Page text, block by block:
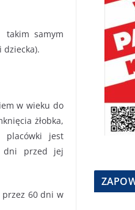
takim samym
w wieku do
żłobka,
placówki jest
dni przed jej
przez 60 dni w